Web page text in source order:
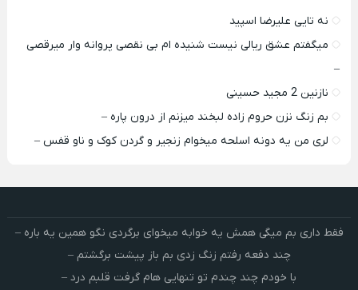
نه تایی علیرضا اسپید
میگفتم عشق ریالی نیست شنیده ام بی نقصی پروانه وار میرقصی
–
نازنین 2 مجید حسینی
بم زنگ نزن حروم زاده لبخند میزنم از درون پاره –
لری من یه دونه اسلحه میخوام زﻧﺠﻴﺮ و ﮔﺮدن ﻛﻮک و ﻧﺎو ﻗﻔﺲ –
فقط داری بم میگی همش یه خوابه میخوای برگردی نگو همین یه باره –
چند دفعه رفتم زنگ زدی بم باز پیشت برگشتم –
با خودم چند چندم تو تنهایی هام گرفت قلبم درد –